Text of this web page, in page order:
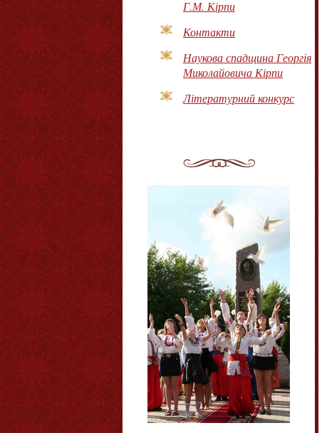
Г.М. Кірпи
Контакти
Наукова спадщина Георгія
Миколайовича Кірпи
Літературний конкурс